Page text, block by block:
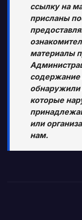
ссылку на
присланы
материалы
содержание
обнаружили
которые
или
нам.